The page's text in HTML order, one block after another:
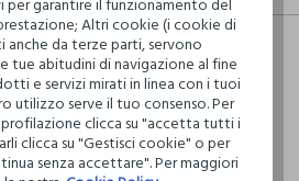
fisici, per
definito per
restrittivi
Clicca qui
I nostri
Hai fino a
Altri cookie (i cookie di
da terze parti, servono
tue abitudini di navigazione al fine
e servizi mirati in linea con i tuoi
utilizzo serve il tuo consenso. Per
clicca su "accetta tutti i
clicca su "Gestisci cookie" o per
senza accettare". Per maggiori